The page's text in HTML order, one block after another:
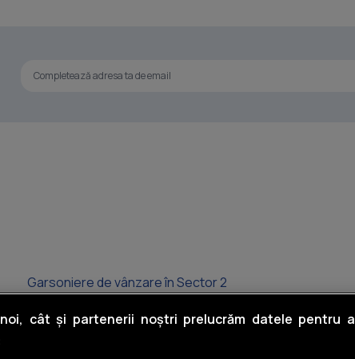
Garsoniere de vânzare în Sector 2
Garsoniere de vânzare în Iancului
cât și partenerii noștri prelucrăm datele pentru a